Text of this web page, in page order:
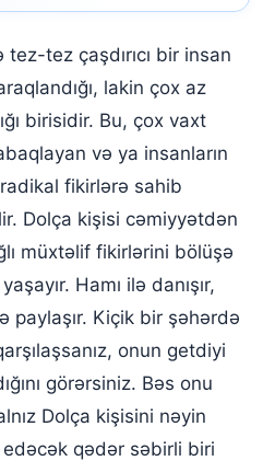
ilə Uyğunluğu
tez çaşdırıcı bir insan
lakin çox az
birisidir. Bu, çox vaxt
və ya insanların
radikal fikirlərə sahib
Dolça kişisi cəmiyyətdən
müxtəlif fikirlərini bölüşə
Hamı ilə danışır,
paylaşır. Kiçik bir şəhərdə
onun getdiyi
görərsiniz. Bəs onu
Dolça kişisini nəyin
qədər səbirli biri